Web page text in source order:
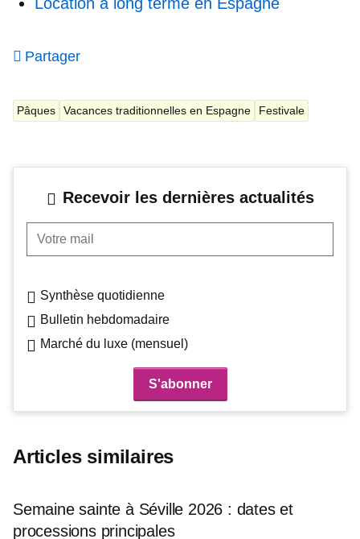
Partager
Pâques Vacances traditionnelles en Espagne Festivale
Recevoir les dernières actualités
Votre mail
Synthèse quotidienne
Bulletin hebdomadaire
Marché du luxe (mensuel)
Articles similaires
Semaine sainte à Séville 2026 : dates et
processions principales